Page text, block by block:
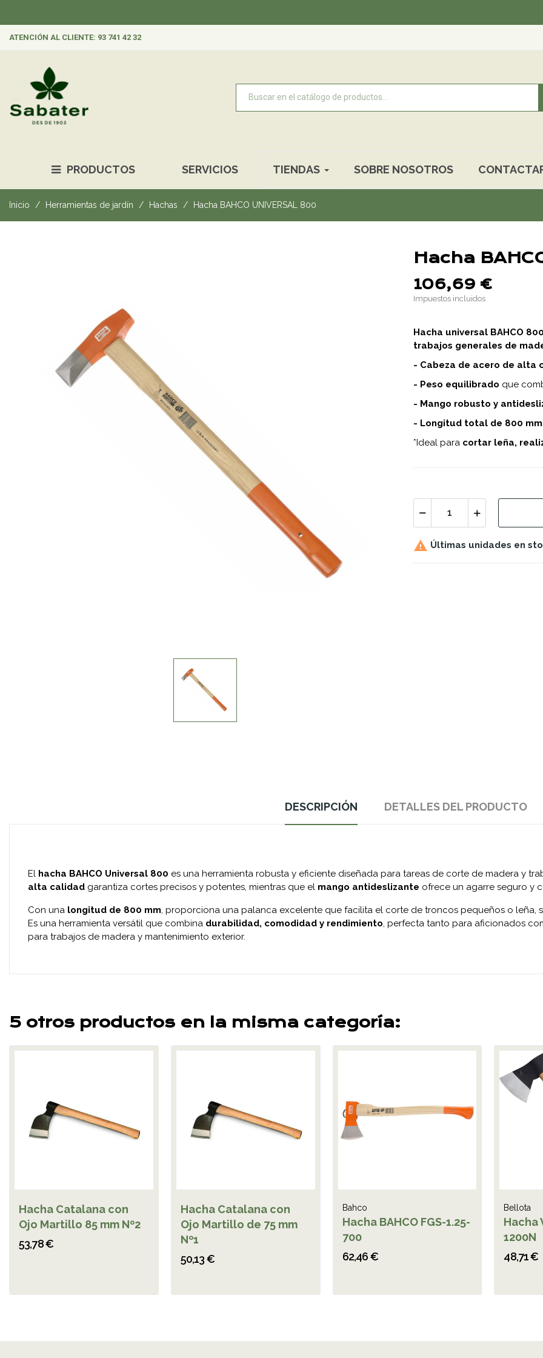
ATENCIÓN AL CLIENTE: 93 741 42 32
PRODUCTOS SERVICIOS TIENDAS SOBRE NOSOTROS
Inicio Herramientas de jardín Hachas Hacha BAHCO UNIVERSAL 800
Hacha
106,69 €
Impuestos incluidos
Hacha universal BAHCO
trabajos generales de
- Cabeza de acero de alta
- Peso equilibrado que
- Mango robusto y
- Longitud total de 800 mm
*Ideal para cortar leña,
 Últimas unidades en
DESCRIPCIÓN DETALLES DEL PRODUCTO
El hacha BAHCO Universal 800 es una herramienta robusta y eficiente diseñada para tareas de corte de madera y
alta calidad garantiza cortes precisos y potentes, mientras que el mango antideslizante ofrece un agarre seguro y
Con una longitud de 800 mm, proporciona una palanca excelente que facilita el corte de troncos pequeños o leña,
Es una herramienta versátil que combina durabilidad, comodidad y rendimiento, perfecta tanto para aficionados
para trabajos de madera y mantenimiento exterior.
5 otros productos en la misma categoría:
Hacha Catalana con
Ojo Martillo 85 mm Nº2
53,78 €
Hacha Catalana con
Ojo Martillo de 75 mm
Nº1
50,13 €
Bahco
Hacha BAHCO FGS-1.25-
700
62,46 €
Bellota
Hacha
1200N
48,71 €